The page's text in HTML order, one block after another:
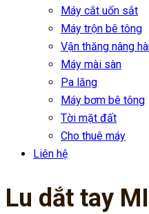
Máy cắt uốn sắt
Máy trộn bê tông
Vận thăng nâng
Máy mài sàn
Pa lăng
Máy bơm bê tông
Tời mặt đất
Cho thuê máy
Liên hệ
Lu dắt tay